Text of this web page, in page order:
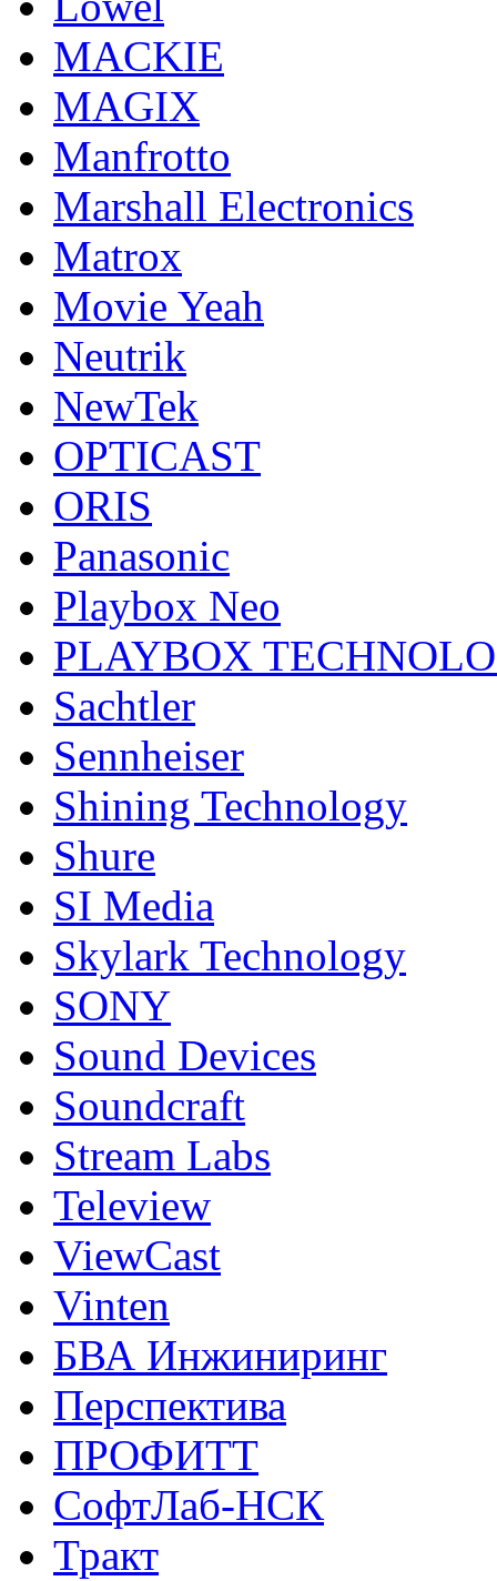
MACKIE
MAGIX
Manfrotto
Marshall Electronics
Matrox
Movie Yeah
Neutrik
NewTek
OPTICAST
ORIS
Panasonic
Playbox Neo
PLAYBOX
Sachtler
Sennheiser
Shining Technology
Shure
SI Media
Skylark Technology
SONY
Sound Devices
Soundcraft
Stream Labs
Teleview
ViewCast
Vinten
БВА Инжиниринг
Перспектива
ПРОФИТТ
СофтЛаб-НСК
Тракт